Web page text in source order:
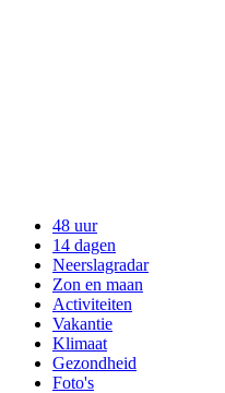
48 uur
14 dagen
Neerslagradar
Zon en maan
Activiteiten
Vakantie
Klimaat
Gezondheid
Foto's